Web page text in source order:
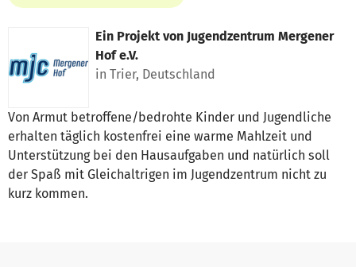
Ein Projekt von Jugendzentrum Mergener
Hof e.V.
in Trier, Deutschland
Von Armut betroffene/bedrohte Kinder und Jugendliche
erhalten täglich kostenfrei eine warme Mahlzeit und
Unterstützung bei den Hausaufgaben und natürlich soll
der Spaß mit Gleichaltrigen im Jugendzentrum nicht zu
kurz kommen.